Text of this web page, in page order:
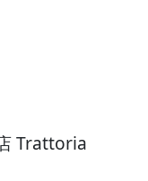
Trattoria